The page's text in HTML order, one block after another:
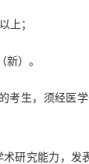
上；
）。
考生，须经医
研究能力，发